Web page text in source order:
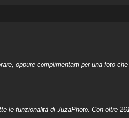
oppure complimentarti per una foto
le funzionalità di JuzaPhoto. Con oltre